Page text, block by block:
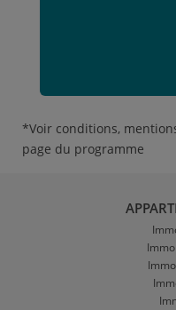
*Voir conditions,
page du programme